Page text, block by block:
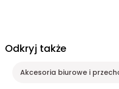
Odkryj także
Akcesoria biurowe i